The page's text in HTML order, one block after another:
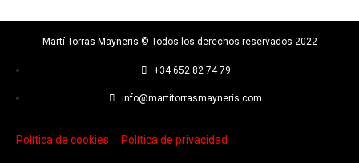
Martí Torras Mayneris © Todos los derechos reservados 2022
+34 652 82 74 79
info@martitorrasmayneris.com
Política de cookies Política de privacidad